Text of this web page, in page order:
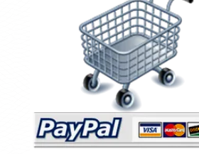
Amame esta Noche (VENDIDO)
Amanda La Paciente Peligrosa
Amarga Victoria
Amor a Medianoche
Amor en Conserva (VENDIDO)
Amor que Mata
Amor sin Refugio